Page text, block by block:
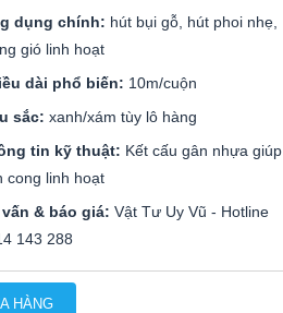
dụng chính: hút bụi gỗ, hút phoi nhẹ,
gió linh hoạt
dài phổ biến: 10m/cuộn
sắc: xanh/xám tùy lô hàng
tin kỹ thuật: Kết cấu gân nhựa giúp
cong linh hoạt
& báo giá: Vật Tư Uy Vũ - Hotline
143 288
HÀNG